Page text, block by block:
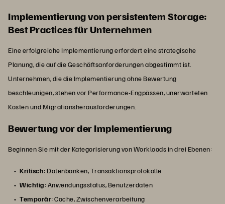
Implementierung von persistentem Storage:
Best Practices für Unternehmen
Eine erfolgreiche Implementierung erfordert eine strategische
Planung, die auf die Geschäftsanforderungen abgestimmt ist.
Unternehmen, die die Implementierung ohne Bewertung
beschleunigen, stehen vor Performance-Engpässen, unerwarteten
Kosten und Migrationsherausforderungen.
Bewertung vor der Implementierung
Beginnen Sie mit der Kategorisierung von Workloads in drei Ebenen:
Kritisch: Datenbanken, Transaktionsprotokolle
Wichtig: Anwendungsstatus, Benutzerdaten
Temporär: Cache, Zwischenverarbeitung